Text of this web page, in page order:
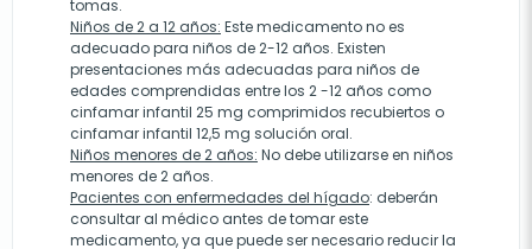
tomas.
Niños de 2 a 12 años: Este medicamento no es
adecuado para niños de 2-12 años. Existen
presentaciones más adecuadas para niños de
edades comprendidas entre los 2 -12 años como
cinfamar infantil 25 mg comprimidos recubiertos o
cinfamar infantil 12,5 mg solución oral.
Niños menores de 2 años: No debe utilizarse en niños
menores de 2 años.
Pacientes con enfermedades del hígado: deberán
consultar al médico antes de tomar este
medicamento, ya que puede ser necesario reducir la